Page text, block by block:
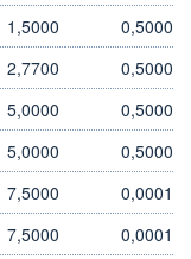
1,5000
0,5000
2,7700
0,5000
5,0000
0,5000
5,0000
0,5000
7,5000
0,0001
7,5000
0,0001